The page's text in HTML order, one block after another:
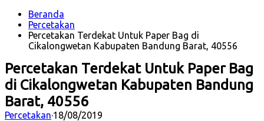
Beranda
Percetakan
Percetakan Terdekat Untuk Paper Bag di
Cikalongwetan Kabupaten Bandung Barat, 40556
Percetakan Terdekat Untuk Paper Bag
di Cikalongwetan Kabupaten Bandung
Barat, 40556
Percetakan·18/08/2019